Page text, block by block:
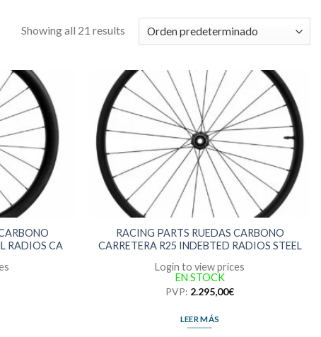
Showing all 21 results
RADIOS CA
RACING PARTS RUEDAS CARBONO
CARRETERA R25 INDEBTED RADIOS STEEL
Login to view prices
EN STOCK
PVP: 2.295,00€
LEER MÁS